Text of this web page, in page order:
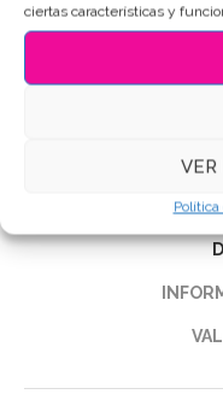
ciertas características y
VER
Bautizo -